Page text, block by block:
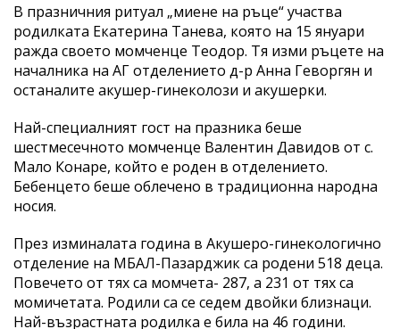
В празничния ритуал „миене на ръце“ участва
родилката Екатерина Танева, която на 15 януари
ражда своето момченце Теодор. Тя изми ръцете на
началника на АГ отделението д-р Анна Геворгян и
останалите акушер-гинеколози и акушерки.
Най-специалният гост на празника беше
шестмесечното момченце Валентин Давидов от с.
Мало Конаре, който е роден в отделението.
Бебенцето беше облечено в традиционна народна
носия.
През изминалата година в Акушеро-гинекологично
отделение на МБАЛ-Пазарджик са родени 518 деца.
Повечето от тях са момчета- 287, а 231 от тях са
момичетата. Родили са се седем двойки близнаци.
Най-възрастната родилка е била на 46 години.